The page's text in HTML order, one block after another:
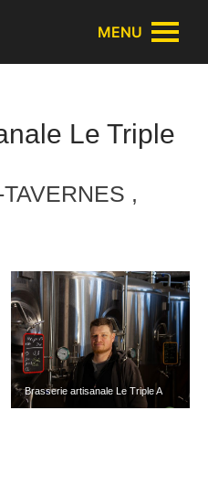
MENU
Le Triple
,
Brasserie artisanale Le Triple A